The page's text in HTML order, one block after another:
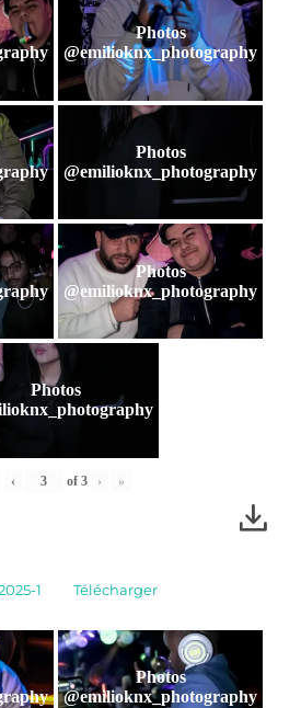
Photos
@emilioknx_photography
Photos
@emilioknx_photography
Photos
@emilioknx_photography
Photos
‹ of 3 › »
1 Télécharger
Photos
@emilioknx_photography